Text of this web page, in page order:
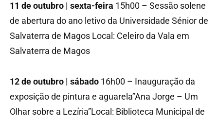
11 de outubro | sexta-feira 15h00 – Sessão solene
de abertura do ano letivo da Universidade Sénior de
Salvaterra de Magos Local: Celeiro da Vala em
Salvaterra de Magos
12 de outubro | sábado 16h00 – Inauguração da
exposição de pintura e aguarela”Ana Jorge – Um
Olhar sobre a Lezíria”Local: Biblioteca Municipal de